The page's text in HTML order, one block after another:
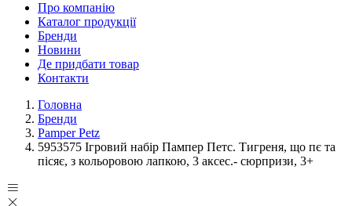
Про компанію
Каталог продукції
Бренди
Новини
Де придбати товар
Контакти
Головна
Бренди
Pamper Petz
5953575 Ігровий набір Пампер Петс. Тигреня, що пє та
пісяє, з кольоровою лапкою, 3 аксес.- сюрпризи, 3+